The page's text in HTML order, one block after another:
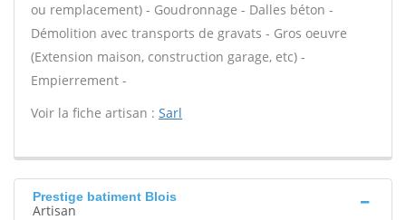
ou remplacement) - Goudronnage - Dalles béton -
Démolition avec transports de gravats - Gros oeuvre
(Extension maison, construction garage, etc) -
Empierrement -
Voir la fiche artisan : Sarl
Prestige batiment Blois
Artisan